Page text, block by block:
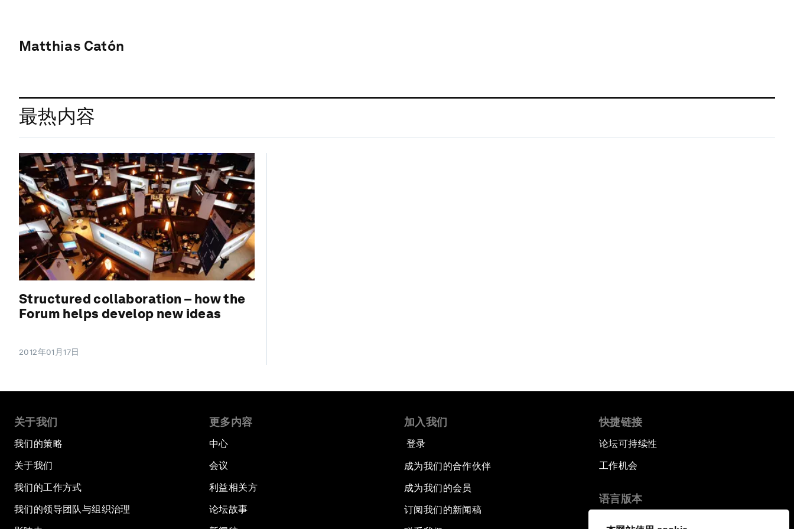
Matthias Catón
最热内容
Structured collaboration – how the
Forum helps develop new ideas
2012年01月17日
关于我们
我们的策略
关于我们
我们的工作方式
我们的领导团队与组织治理
更多内容
中心
会议
利益相关方
论坛故事
加入我们
登录
成为我们的合作伙伴
成为我们的会员
订阅我们的新闻稿
快捷链接
论坛可持续性
工作机会
语言版本